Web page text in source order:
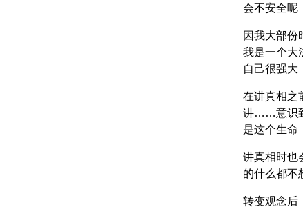
会不安全呢
因我大部份
我是一个大
自己很强大
在讲真相之
讲……意识
是这个生命
讲真相时也
的什么都不
转变观念后